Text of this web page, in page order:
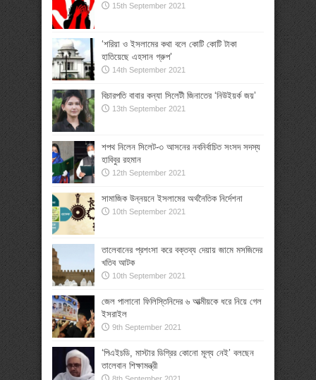
15th September 2021
‘শরিয়া ও ইসলামের কথা বলে কোটি কোটি টাকা
হাতিয়েছে এহসান গ্রুপ’
14th September 2021
বিচারপতি বাবার কন্যা সিলেটী জিনাতের ‘নিউইয়র্ক জয়’
13th September 2021
শপথ নিলেন সিলেট-৩ আসনের নবনির্বাচিত সংসদ সদস্য
হাবিবুর রহমান
12th September 2021
সামাজিক উন্নয়নে ইসলামের অর্থনৈতিক নির্দেশনা
10th September 2021
তালেবানের প্রশংসা করে বক্তব্য দেয়ায় জামে মসজিদের
খতিব আটক
10th September 2021
জেল পালানো ফিলিস্তিনিদের ৬ আত্মীয়কে ধরে নিয়ে গেল
ইসরাইল
9th September 2021
‘পিএইচডি, মাস্টার ডিগ্রির কোনো মূল্য নেই’ বলছেন
তালেবান শিক্ষামন্ত্রী